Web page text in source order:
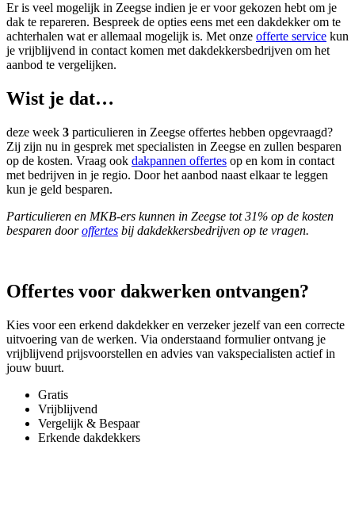
Er is veel mogelijk in Zeegse indien je er voor gekozen hebt om je
dak te repareren. Bespreek de opties eens met een dakdekker om te
achterhalen wat er allemaal mogelijk is. Met onze offerte service kun
je vrijblijvend in contact komen met dakdekkersbedrijven om het
aanbod te vergelijken.
Wist je dat…
deze week 3 particulieren in Zeegse offertes hebben opgevraagd?
Zij zijn nu in gesprek met specialisten in Zeegse en zullen besparen
op de kosten. Vraag ook dakpannen offertes op en kom in contact
met bedrijven in je regio. Door het aanbod naast elkaar te leggen
kun je geld besparen.
Particulieren en MKB-ers kunnen in Zeegse tot 31% op de kosten
besparen dooroffertes bij dakdekkersbedrijven op te vragen.
Offertes voor dakwerken ontvangen?
Kies voor een erkend dakdekker en verzeker jezelf van een correcte
uitvoering van de werken. Via onderstaand formulier ontvang je
vrijblijvend prijsvoorstellen en advies van vakspecialisten actief in
jouw buurt.
Gratis
Vrijblijvend
Vergelijk & Bespaar
Erkende dakdekkers